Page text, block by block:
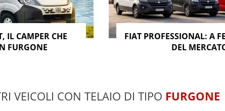
IL CAMPER CHE
FURGONE
FIAT PROFESSIONAL: A
DEL
VEICOLI CON TELAIO DI TIPO FURGONE